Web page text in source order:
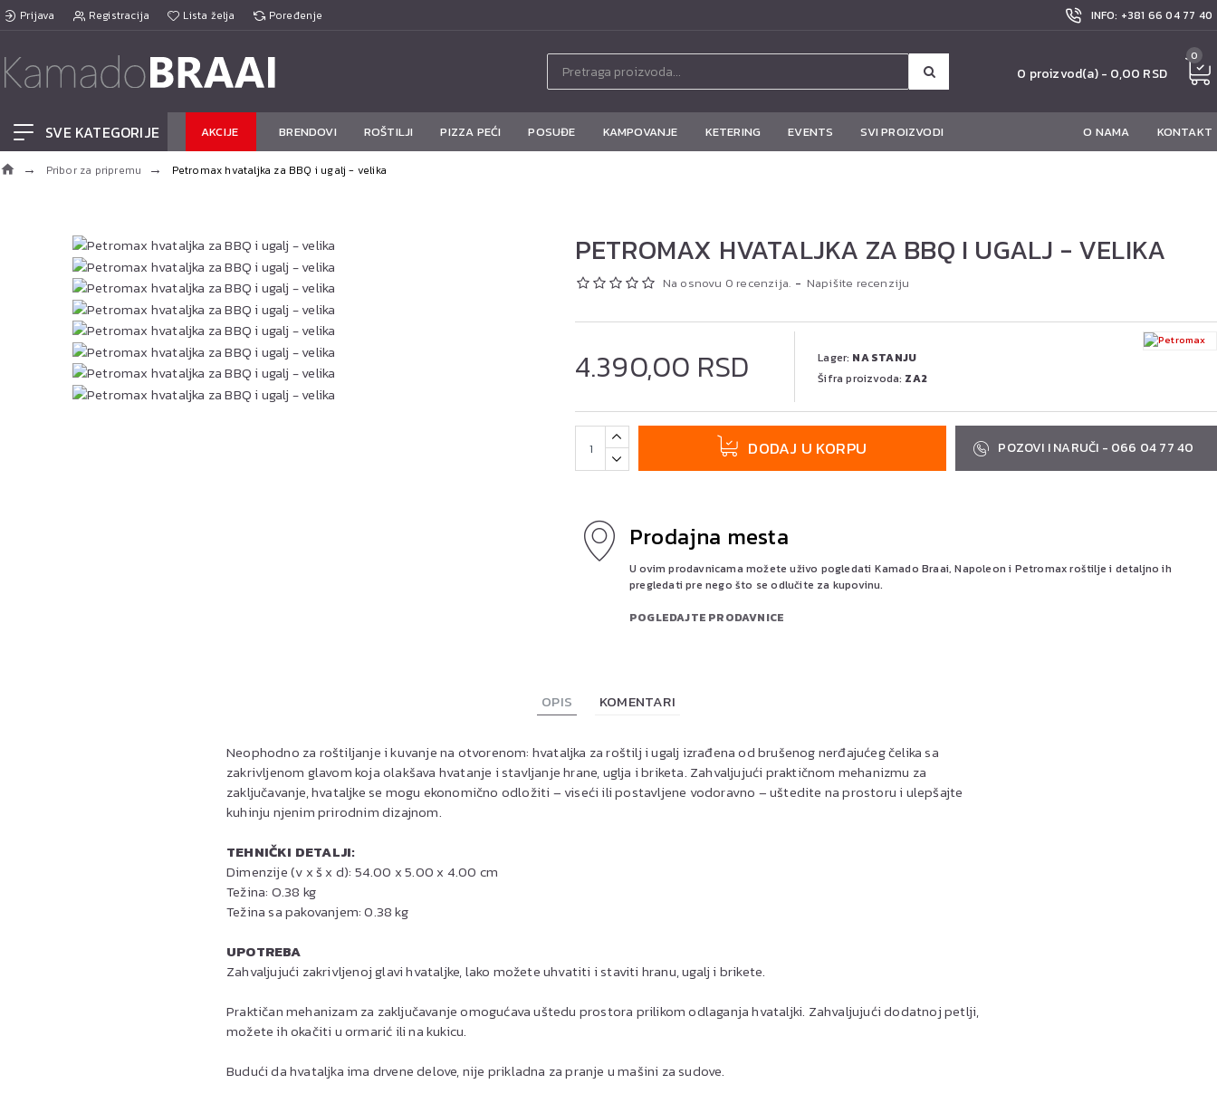
Prijava Registracija Lista želja Poređenje INFO: +381 66 04 77 40
0 proizvod(a) - 0,00 RSD
0
SVE KATEGORIJE AKCIJE BRENDOVI ROŠTILJI PIZZA PEĆI POSUĐE KAMPOVANJE KETERING EVENTS SVI PROIZVODI O NAMA KONTAKT
Pribor za pripremu Petromax hvataljka za BBQ i ugalj - velika
PETROMAX HVATALJKA ZA BBQ I UGALJ - VELIKA
Na osnovu 0 recenzija. - Napišite recenziju
4.390,00 RSD Lager: NA STANJU
Šifra proizvoda: ZA2
DODAJ U KORPU POZOVI I NARUČI - 066 04 77 40
Prodajna mesta
U ovim prodavnicama možete uživo pogledati Kamado Braai, Napoleon i Petromax roštilje i detaljno ih
pregledati pre nego što se odlučite za kupovinu.
POGLEDAJTE PRODAVNICE
OPIS KOMENTARI
Neophodno za roštiljanje i kuvanje na otvorenom: hvataljka za roštilj i ugalj izrađena od brušenog nerđajućeg čelika sa
zakrivljenom glavom koja olakšava hvatanje i stavljanje hrane, uglja i briketa. Zahvaljujući praktičnom mehanizmu za
zaključavanje, hvataljke se mogu ekonomično odložiti – viseći ili postavljene vodoravno – uštedite na prostoru i ulepšajte
kuhinju njenim prirodnim dizajnom.
TEHNIČKI DETALJI:
Dimenzije (v x š x d): 54.00 x 5.00 x 4.00 cm
Težina: O.38 kg
Težina sa pakovanjem: 0.38 kg
UPOTREBA
Zahvaljujući zakrivljenoj glavi hvataljke, lako možete uhvatiti i staviti hranu, ugalj i brikete.
Praktičan mehanizam za zaključavanje omogućava uštedu prostora prilikom odlaganja hvataljki. Zahvaljujući dodatnoj petlji,
možete ih okačiti u ormarić ili na kukicu.
Budući da hvataljka ima drvene delove, nije prikladna za pranje u mašini za sudove.